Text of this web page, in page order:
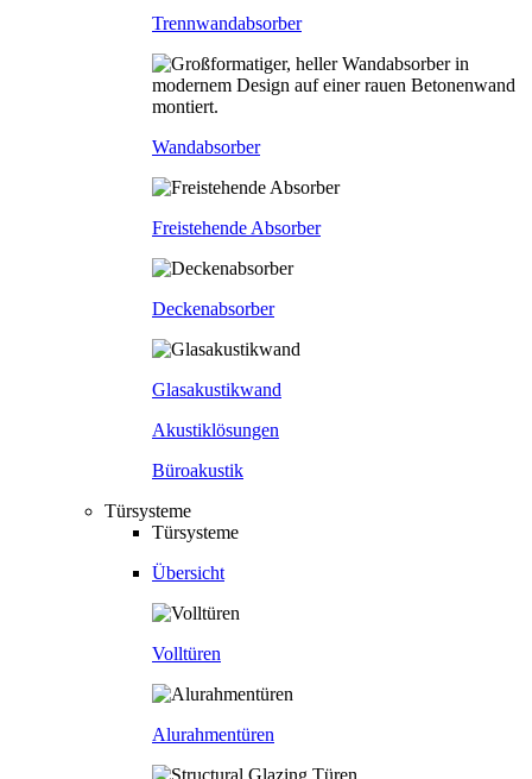
Trennwandabsorber
Wandabsorber
Freistehende Absorber
Deckenabsorber
Glasakustikwand
Akustiklösungen
Büroakustik
Türsysteme
Türsysteme
Übersicht
Volltüren
Alurahmentüren